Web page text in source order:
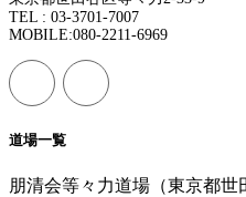
TEL : 03-3701-7007
MOBILE:080-2211-6969
道場一覧
朋清会等々力道場（東京都世